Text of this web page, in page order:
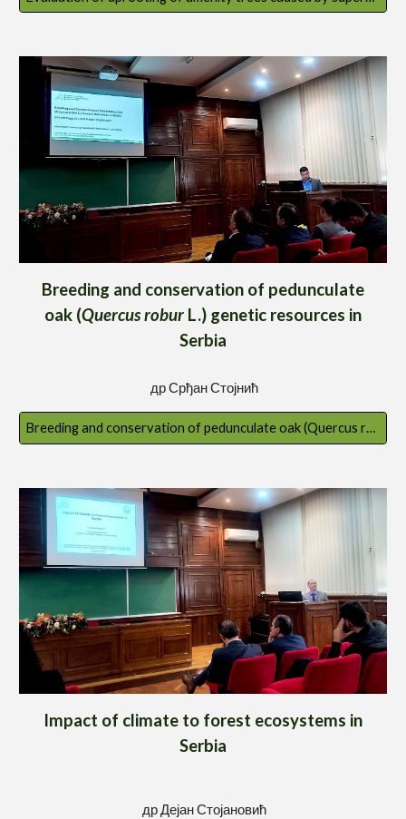
Breeding and conservation of pedunculate
oak (Quercus robur L.) genetic resources in
Serbia
дрСрђан Стојнић
Breeding and conservation of pedunculate oak (Quercus robur L.) genetic resources in Serbia
Impact of climate to forest ecosystems in
Serbia
дрДејан Стојановић